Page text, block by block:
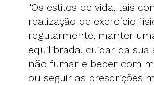
"Os estilos de vida, tais
realização de exercício
regularmente, manter
equilibrada, cuidar da sua
não fumar e beber com
ou seguir as prescrições